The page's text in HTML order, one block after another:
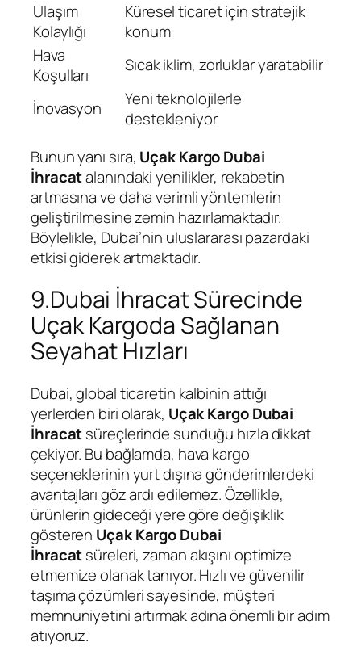
Ulaşım
Kolaylığı
Küresel ticaret için stratejik
konum
Hava
Koşulları
Sıcak iklim, zorluklar yaratabilir
İnovasyon
Yeni teknolojilerle
destekleniyor
Bunun yanı sıra, Uçak Kargo Dubai
İhracatalanındaki yenilikler, rekabetin
artmasına ve daha verimli yöntemlerin
geliştirilmesine zemin hazırlamaktadır.
Böylelikle, Dubai’nin uluslararası pazardaki
etkisi giderek artmaktadır.
9.Dubai İhracat Sürecinde
Uçak Kargoda Sağlanan
Seyahat Hızları
Dubai, global ticaretin kalbinin attığı
yerlerden biri olarak, Uçak Kargo Dubai
İhracatsüreçlerinde sunduğu hızla dikkat
çekiyor. Bu bağlamda, hava kargo
seçeneklerinin yurt dışına gönderimlerdeki
avantajları göz ardı edilemez. Özellikle,
ürünlerin gideceği yere göre değişiklik
gösteren Uçak Kargo Dubai
İhracatsüreleri, zaman akışını optimize
etmemize olanak tanıyor. Hızlı ve güvenilir
taşıma çözümleri sayesinde, müşteri
memnuniyetini artırmak adına önemli bir adım
atıyoruz.